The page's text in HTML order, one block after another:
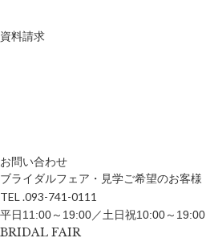
資料請求
お問い合わせ
ブライダルフェア・見学ご希望のお客様
TEL .093-741-0111
平日11:00～19:00／土日祝10:00～19:00
BRIDAL FAIR